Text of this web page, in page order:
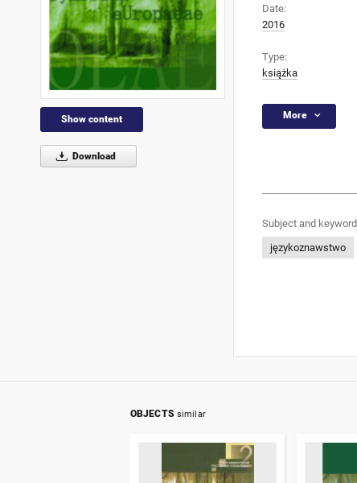
Show content
Download
Date:
2016
Type:
książka
More
Subject and
językoznawstwo
OBJECTS similar